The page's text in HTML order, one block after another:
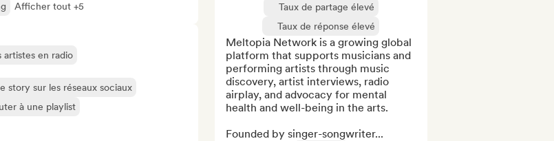
Afficher tout +5
artistes en radio
story sur les réseaux sociaux
à une playlist
Taux de partage élevé
Taux de réponse élevé
Meltopia Network is a growing global
platform that supports musicians and
performing artists through music
discovery, artist interviews, radio
airplay, and advocacy for mental
health and well-being in the arts.
Founded by singer-songwriter...